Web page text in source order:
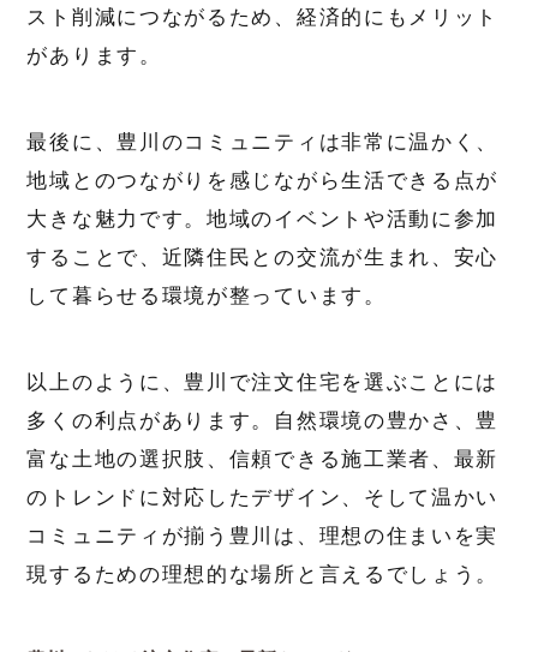
スト削減につながるため、経済的にもメリット
があります。
最後に、豊川のコミュニティは非常に温かく、
地域とのつながりを感じながら生活できる点が
大きな魅力です。地域のイベントや活動に参加
することで、近隣住民との交流が生まれ、安心
して暮らせる環境が整っています。
以上のように、豊川で注文住宅を選ぶことには
多くの利点があります。自然環境の豊かさ、豊
富な土地の選択肢、信頼できる施工業者、最新
のトレンドに対応したデザイン、そして温かい
コミュニティが揃う豊川は、理想の住まいを実
現するための理想的な場所と言えるでしょう。